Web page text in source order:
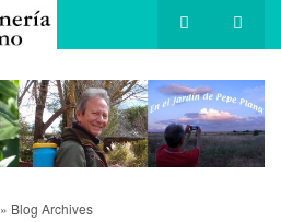
» Blog Archives